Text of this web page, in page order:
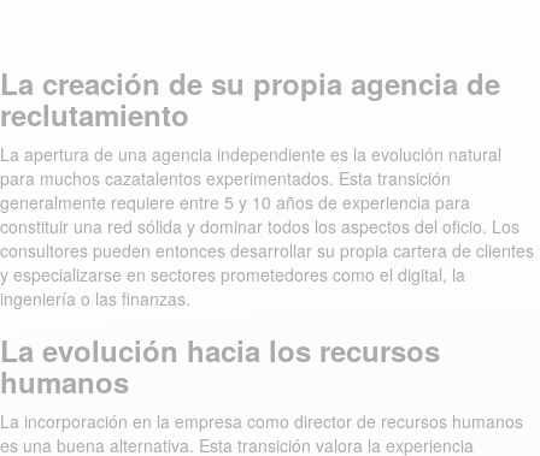
La creación de su propia agencia de
reclutamiento
La apertura de una agencia independiente es la evolución natural
para muchos cazatalentos experimentados. Esta transición
generalmente requiere entre 5 y 10 años de experiencia para
constituir una red sólida y dominar todos los aspectos del oficio. Los
consultores pueden entonces desarrollar su propia cartera de clientes
y especializarse en sectores prometedores como el digital, la
ingeniería o las finanzas.
La evolución hacia los recursos
humanos
La incorporación en la empresa como director de recursos humanos
es una buena alternativa. Esta transición valora la experiencia